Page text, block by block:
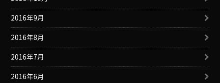
2016年9月
2016年8月
2016年7月
2016年6月